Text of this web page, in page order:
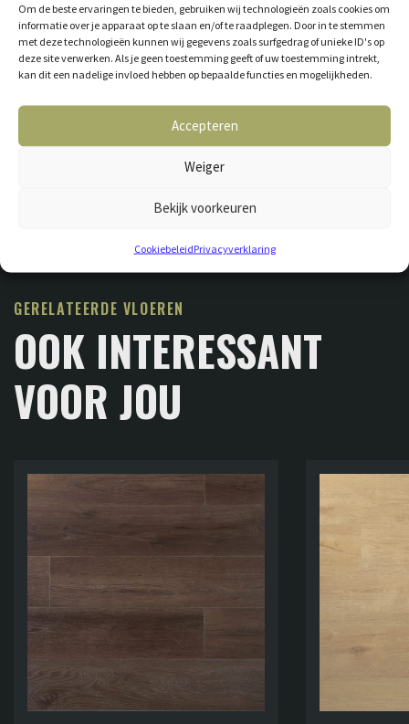
Om de beste ervaringen te bieden, gebruiken wij technologieën zoals cookies om
informatie over je apparaat op te slaan en/of te raadplegen. Door in te stemmen
met deze technologieën kunnen wij gegevens zoals surfgedrag of unieke ID's op
deze site verwerken. Als je geen toestemming geeft of uw toestemming intrekt,
kan dit een nadelige invloed hebben op bepaalde functies en mogelijkheden.
Accepteren
Weiger
Bekijk voorkeuren
CookiebeleidPrivacyverklaring
GERELATEERDE VLOEREN
OOK INTERESSANT
VOOR JOU